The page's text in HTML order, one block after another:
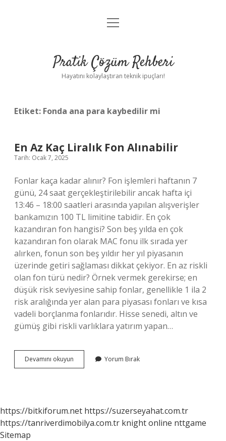
Anasayfa
Yasal Uyarı
menüyü
Pratik Çözüm Rehberi
Hayatını kolaylaştıran teknik ipuçları!
Etiket: Fonda ana para kaybedilir mi
En Az Kaç Liralık Fon Alınabilir
Tarih: Ocak 7, 2025
Fonlar kaça kadar alınır? Fon işlemleri haftanın 7
günü, 24 saat gerçekleştirilebilir ancak hafta içi
13:46 – 18:00 saatleri arasında yapılan alışverişler
bankamızın 100 TL limitine tabidir. En çok
kazandıran fon hangisi? Son beş yılda en çok
kazandıran fon olarak MAC fonu ilk sırada yer
alırken, fonun son beş yıldır her yıl piyasanın
üzerinde getiri sağlaması dikkat çekiyor. En az riskli
olan fon türü nedir? Örnek vermek gerekirse; en
düşük risk seviyesine sahip fonlar, genellikle 1 ila 2
risk aralığında yer alan para piyasası fonları ve kısa
vadeli borçlanma fonlarıdır. Hisse senedi, altın ve
gümüş gibi riskli varlıklara yatırım yapan…
Devamını okuyun
Az
Yorum Bırak
https://bitkiforum.net https://suzerseyahat.com.tr
https://tanriverdimobilya.com.tr knight online nttgame
Sitemap